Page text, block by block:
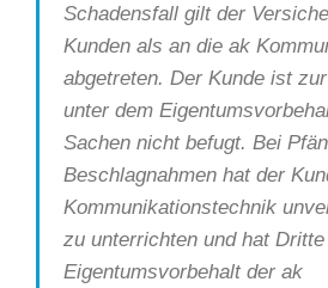
Schadensfall gilt der
Kunden als an die ak
abgetreten. Der Kunde ist
unter dem
Sachen nicht befugt. Bei
Beschlagnahmen hat der
Kommunikationstechnik
zu unterrichten und hat
Eigentumsvorbehalt der ak